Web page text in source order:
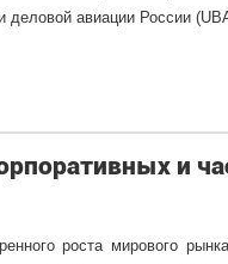
деловой авиации России
и
роста мирового